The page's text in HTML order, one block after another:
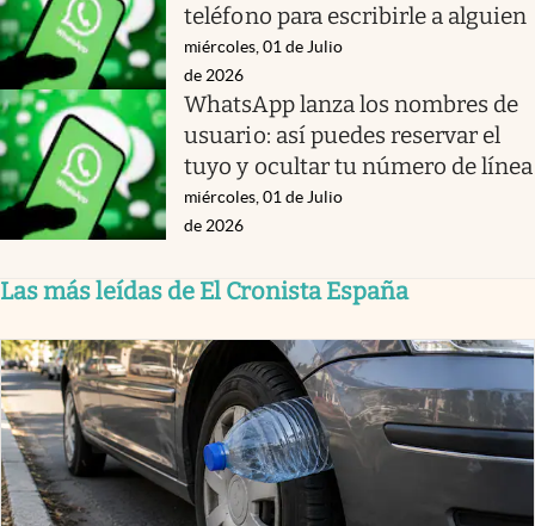
teléfono para escribirle a alguien
miércoles, 01 de Julio
de 2026
WhatsApp lanza los nombres de
usuario: así puedes reservar el
tuyo y ocultar tu número de línea
miércoles, 01 de Julio
de 2026
Las más leídas de El Cronista España